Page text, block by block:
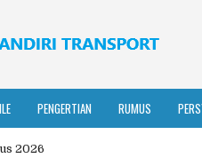
PENGERTIAN RUMUS
2026